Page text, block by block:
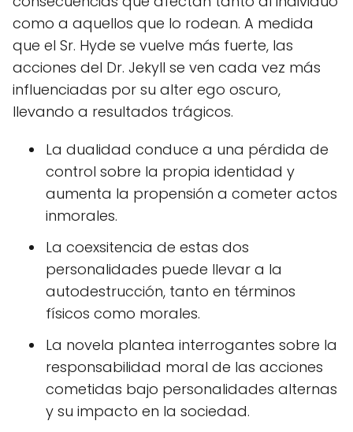
como a aquellos que lo rodean. A medida
que el Sr. Hyde se vuelve más fuerte, las
acciones del Dr. Jekyll se ven cada vez más
influenciadas por su alter ego oscuro,
llevando a resultados trágicos.
La dualidad conduce a una pérdida de
control sobre la propia identidad y
aumenta la propensión a cometer actos
inmorales.
La coexsitencia de estas dos
personalidades puede llevar a la
autodestrucción, tanto en términos
físicos como morales.
La novela plantea interrogantes sobre la
responsabilidad moral de las acciones
cometidas bajo personalidades alternas
y su impacto en la sociedad.